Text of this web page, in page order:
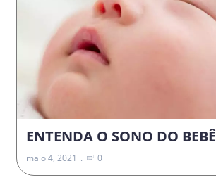
ENTENDA O SONO DO BEBÊ
maio 4, 2021 0